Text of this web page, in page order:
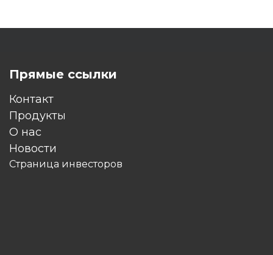
Прямые ссылки
Контакт
Продукты
O нас
Новости
Страница инвесторов